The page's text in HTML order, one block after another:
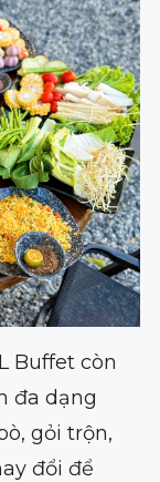
Buffet còn
đa dạng
gỏi trộn,
đổi để